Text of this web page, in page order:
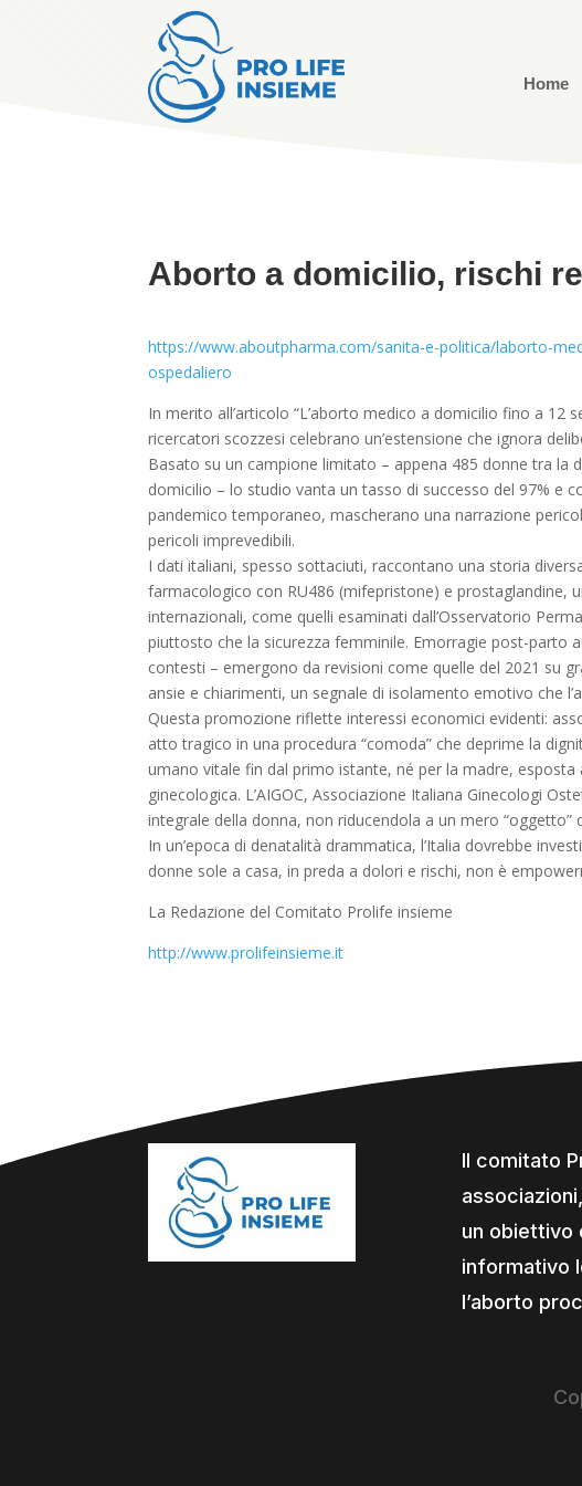
Home
Aborto a domicilio, rischi
https://www.aboutpharma.com/sanita-e-politica/laborto-
ospedaliero
In merito all’articolo “L’aborto medico a domicilio fino a
ricercatori scozzesi celebrano un’estensione che ignora
Basato su un campione limitato – appena 485 donne tra la
domicilio – lo studio vanta un tasso di successo del 97% e
pandemico temporaneo, mascherano una narrazione
pericoli imprevedibili.
I dati italiani, spesso sottaciuti, raccontano una storia
farmacologico con RU486 (mifepristone) e prostaglandine,
internazionali, come quelli esaminati dall’Osservatorio
piuttosto che la sicurezza femminile. Emorragie post-parto
contesti – emergono da revisioni come quelle del 2021 su
ansie e chiarimenti, un segnale di isolamento emotivo che
Questa promozione riflette interessi economici evidenti:
atto tragico in una procedura “comoda” che deprime la
umano vitale fin dal primo istante, né per la madre,
ginecologica. L’AIGOC, Associazione Italiana Ginecologi
integrale della donna, non riducendola a un mero “oggetto”
In un’epoca di denatalità drammatica, l’Italia dovrebbe
donne sole a casa, in preda a dolori e rischi, non è
La Redazione del Comitato Prolife insieme
http://www.prolifeinsieme.it
Il comitato
un obiettivo
informativo
l’aborto